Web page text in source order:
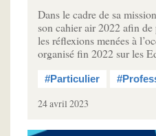
Dans le cadre de sa
son cahier air 2022 afin
les réflexions menées à
organisé fin 2022 sur les
#Particulier
24 avril 2023